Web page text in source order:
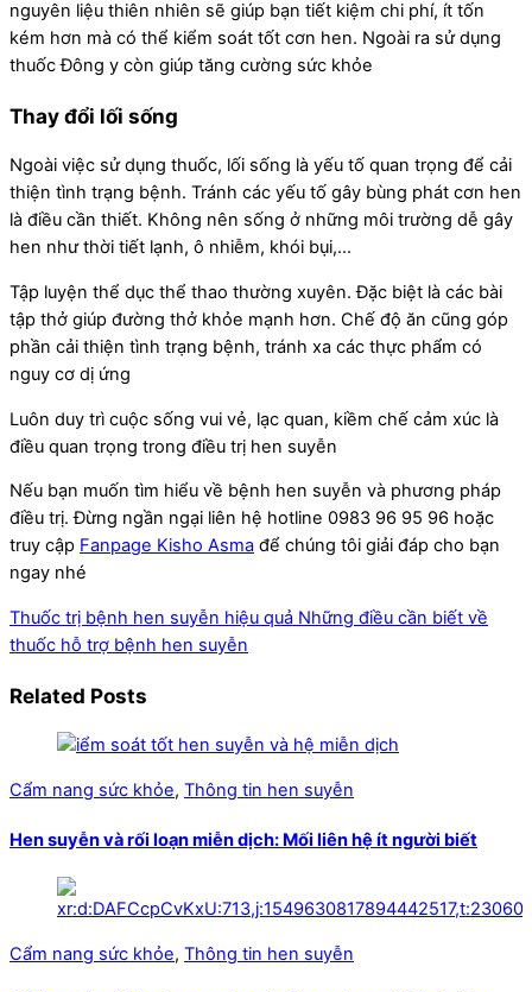
nguyên liệu thiên nhiên sẽ giúp bạn tiết kiệm chi phí, ít tốn
kém hơn mà có thể kiểm soát tốt cơn hen. Ngoài ra sử dụng
thuốc Đông y còn giúp tăng cường sức khỏe
Thay đổi lối sống
Ngoài việc sử dụng thuốc, lối sống là yếu tố quan trọng để cải
thiện tình trạng bệnh. Tránh các yếu tố gây bùng phát cơn hen
là điều cần thiết. Không nên sống ở những môi trường dễ gây
hen như thời tiết lạnh, ô nhiễm, khói bụi,…
Tập luyện thể dục thể thao thường xuyên. Đặc biệt là các bài
tập thở giúp đường thở khỏe mạnh hơn. Chế độ ăn cũng góp
phần cải thiện tình trạng bệnh, tránh xa các thực phẩm có
nguy cơ dị ứng
Luôn duy trì cuộc sống vui vẻ, lạc quan, kiềm chế cảm xúc là
điều quan trọng trong điều trị hen suyễn
Nếu bạn muốn tìm hiểu về bệnh hen suyễn và phương pháp
điều trị. Đừng ngần ngại liên hệ hotline 0983 96 95 96 hoặc
truy cập Fanpage Kisho Asma để chúng tôi giải đáp cho bạn
ngay nhé
Thuốc trị bệnh hen suyễn hiệu quả Những điều cần biết về
thuốc hỗ trợ bệnh hen suyễn
Related Posts
Cẩm nang sức khỏe, Thông tin hen suyễn
Hen suyễn và rối loạn miễn dịch: Mối liên hệ ít người biết
Cẩm nang sức khỏe, Thông tin hen suyễn